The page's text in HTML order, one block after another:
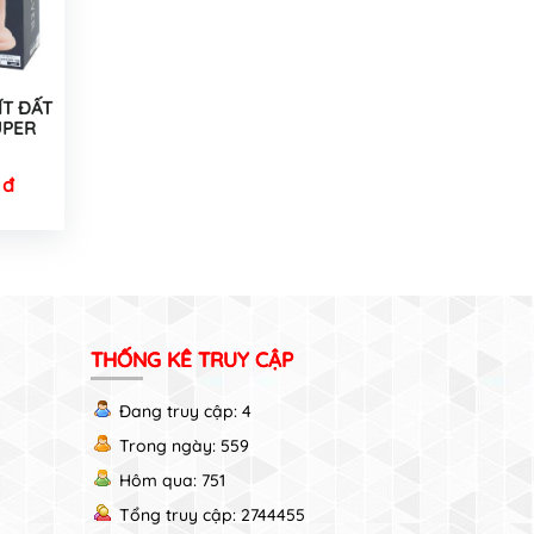
ĐẤT
đ
THỐNG KÊ TRUY CẬP
Đang truy cập: 4
Trong ngày: 559
Hôm qua: 751
Tổng truy cập: 2744455